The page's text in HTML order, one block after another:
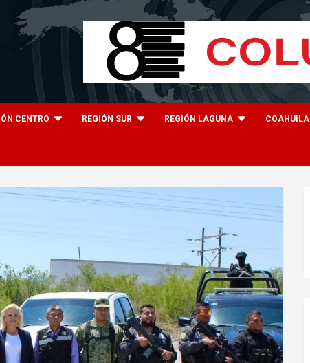
CENTRO REGIÓN SUR REGIÓN LAGUNA COAHUILA